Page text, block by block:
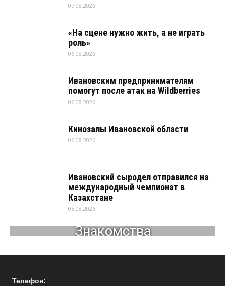
07.08.2026
«На сцене нужно жить, а не играть
роль»
06.08.2026
Ивановским предпринимателям
помогут после атак на Wildberries
06.08.2026
Кинозалы Ивановской области
06.08.2026
Ивановский сыродел отправился на
международный чемпионат в
Казахстане
05.08.2026
Знакомства
Телефон: